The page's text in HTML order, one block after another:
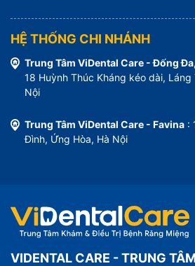
HỆ THỐNG CHI NHÁNH
Trung Tâm ViDental Care - Đống
18 Huỳnh Thúc Kháng kéo dài,
Nội
Trung Tâm ViDental Care - Favina :
Đình, Ứng Hòa, Hà Nội
VIDENTAL CARE - TRUNG